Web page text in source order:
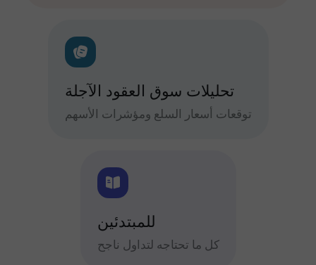
تحليلات سوق العقود الآجلة
توقعات أسعار السلع ومؤشرات الأسهم
للمبتدئين
كل ما تحتاجه لتداول ناجح